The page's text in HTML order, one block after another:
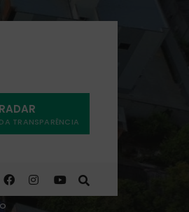
RADAR
DA TRANSPARÊNCIA